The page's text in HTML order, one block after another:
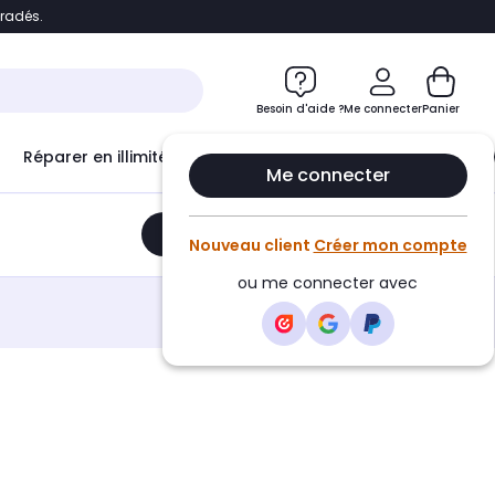
Accéder directement au chatbot
Besoin d'aide ?Me connecter
Me connecter
Nouveau client Créer mon compte
ou me connecter avec
Panier
Réparer en illimité avec Le Club Infinity
Ajouter au panier •